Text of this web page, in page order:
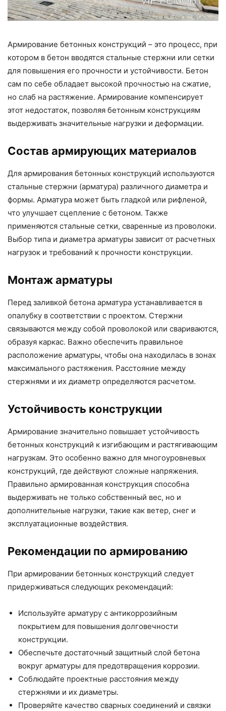
Армирование бетонных конструкций – это процесс, при
котором в бетон вводятся стальные стержни или сетки
для повышения его прочности и устойчивости. Бетон
сам по себе обладает высокой прочностью на сжатие,
но слаб на растяжение. Армирование компенсирует
этот недостаток, позволяя бетонным конструкциям
выдерживать значительные нагрузки и деформации.
Состав армирующих материалов
Для армирования бетонных конструкций используются
стальные стержни (арматура) различного диаметра и
формы. Арматура может быть гладкой или рифленой,
что улучшает сцепление с бетоном. Также
применяются стальные сетки, сваренные из проволоки.
Выбор типа и диаметра арматуры зависит от расчетных
нагрузок и требований к прочности конструкции.
Монтаж арматуры
Перед заливкой бетона арматура устанавливается в
опалубку в соответствии с проектом. Стержни
связываются между собой проволокой или свариваются,
образуя каркас. Важно обеспечить правильное
расположение арматуры, чтобы она находилась в зонах
максимального растяжения. Расстояние между
стержнями и их диаметр определяются расчетом.
Устойчивость конструкции
Армирование значительно повышает устойчивость
бетонных конструкций к изгибающим и растягивающим
нагрузкам. Это особенно важно для многоуровневых
конструкций, где действуют сложные напряжения.
Правильно армированная конструкция способна
выдерживать не только собственный вес, но и
дополнительные нагрузки, такие как ветер, снег и
эксплуатационные воздействия.
Рекомендации по армированию
При армировании бетонных конструкций следует
придерживаться следующих рекомендаций:
Используйте арматуру с антикоррозийным
покрытием для повышения долговечности
конструкции.
Обеспечьте достаточный защитный слой бетона
вокруг арматуры для предотвращения коррозии.
Соблюдайте проектные расстояния между
стержнями и их диаметры.
Проверяйте качество сварных соединений и связки